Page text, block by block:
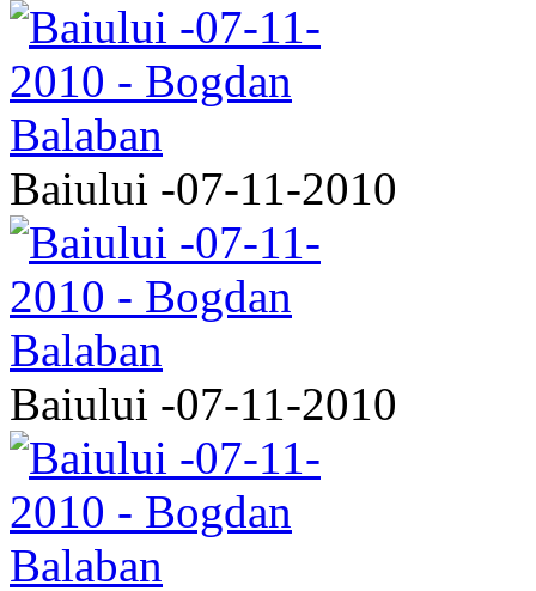
Baiului -07-11-2010
Baiului -07-11-2010